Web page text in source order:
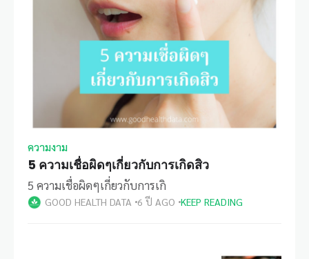
ความงาม
5 ความเชื่อผิดๆเกี่ยวกับการเกิดสิว
5 ความเชื่อผิดๆเกี่ยวกับการเกิ
GOOD HEALTH DATA 6 ปี AGO KEEP READING